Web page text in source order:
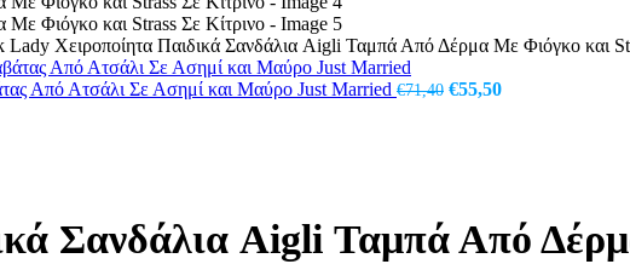
Lady Χειροποίητα Παιδικά Σανδάλια Aigli Ταμπά Από Δέρμα Με Φιόγκο και
Από Ατσάλι Σε Ασημί και Μαύρο Just Married €71,40 Original
€55,50Η
Σανδάλια Aigli Ταμπά Από